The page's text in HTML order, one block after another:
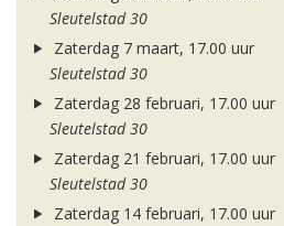
Sleutelstad 30
Zaterdag 7 maart, 17.00 uur
Sleutelstad 30
Zaterdag 28 februari, 17.00 uur
Sleutelstad 30
Zaterdag 21 februari, 17.00 uur
Sleutelstad 30
Zaterdag 14 februari, 17.00 uur